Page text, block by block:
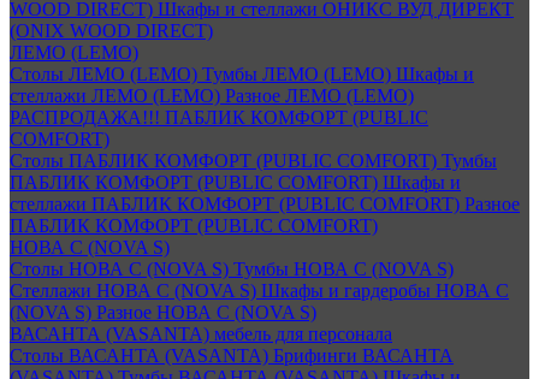
WOOD DIRECT) Шкафы и стеллажи ОНИКС ВУД ДИРЕКТ
(ONIX WOOD DIRECT)
ЛЕМО (LEMO)
Столы ЛЕМО (LEMO) Тумбы ЛЕМО (LEMO) Шкафы и
стеллажи ЛЕМО (LEMO) Разное ЛЕМО (LEMO)
РАСПРОДАЖА!!! ПАБЛИК КОМФОРТ (PUBLIC
COMFORT)
Столы ПАБЛИК КОМФОРТ (PUBLIC COMFORT) Тумбы
ПАБЛИК КОМФОРТ (PUBLIC COMFORT) Шкафы и
стеллажи ПАБЛИК КОМФОРТ (PUBLIC COMFORT) Разное
ПАБЛИК КОМФОРТ (PUBLIC COMFORT)
НОВА С (NOVA S)
Столы НОВА С (NOVA S) Тумбы НОВА С (NOVA S)
Стеллажи НОВА С (NOVA S) Шкафы и гардеробы НОВА С
(NOVA S) Разное НОВА С (NOVA S)
ВАСАНТА (VASANTA) мебель для персонала
Столы ВАСАНТА (VASANTA) Брифинги ВАСАНТА